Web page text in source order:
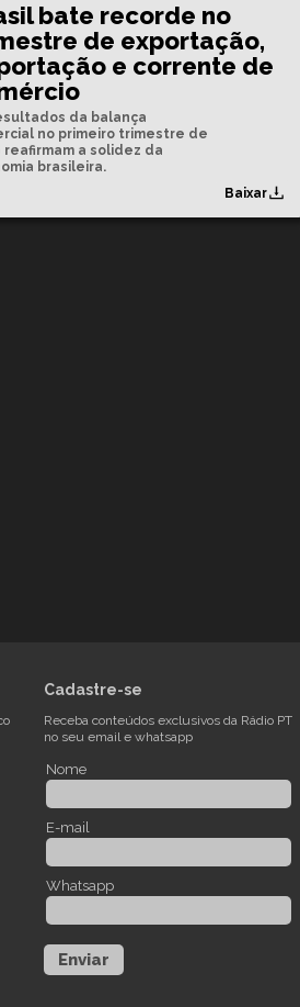
bate recorde no
de exportação,
e corrente de
da balança
no primeiro trimestre de
reafirmam a solidez da
brasileira.
Baixar
Cadastre-se
Receba conteúdos exclusivos da Rádio PT
no seu email e whatsapp
Nome
E-mail
Whatsapp
Enviar